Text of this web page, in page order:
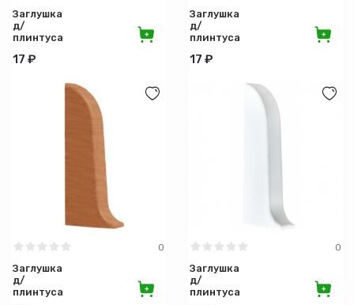
Заглушка
д/
плинтуса
Бук
17 ₽
Заглушка
д/
плинтуса
Орех
17 ₽
0
Заглушка
д/
плинтуса
0
Заглушка
д/
плинтуса